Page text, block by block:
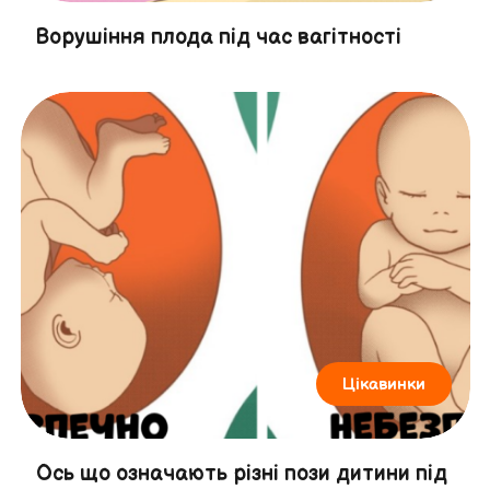
Ворушіння плода під час вагітності
Цікавинки
Ось що означають різні пози дитини під